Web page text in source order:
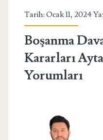
Tarih: Ocak 11, 2024
Boşanma
Kararları
Yorumları